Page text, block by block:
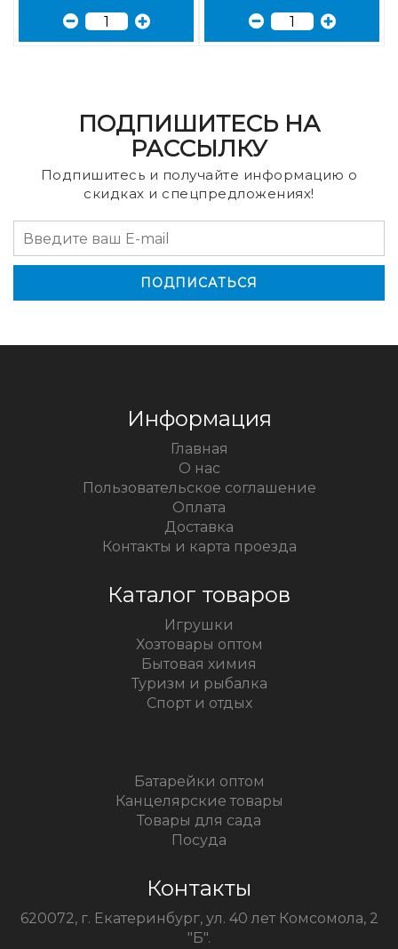
ПОДПИШИТЕСЬ НА
РАССЫЛКУ
Подпишитесь и получайте информацию о
скидках и спецпредложениях!
Информация
Главная
О нас
Пользовательское соглашение
Оплата
Доставка
Контакты и карта проезда
Каталог товаров
Игрушки
Хозтовары оптом
Бытовая химия
Туризм и рыбалка
Спорт и отдых
Батарейки оптом
Канцелярские товары
Товары для сада
Посуда
Контакты
620072, г. Екатеринбург, ул. 40 лет Комсомола, 2
"Б".